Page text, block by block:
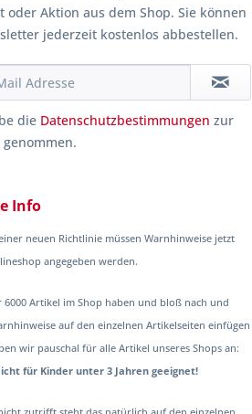
oder Aktion aus dem Shop. Sie können
jederzeit kostenlos abbestellen.
die Datenschutzbestimmungen zur
Info
neuen Richtlinie müssen Warnhinweise jetzt
angegeben werden.
6000 Artikel im Shop haben und bloß nach und
auf den einzelnen Artikelseiten einfügen
wir pauschal für alle Artikel unseres Shops an:
für Kinder unter 3 Jahren geeignet!